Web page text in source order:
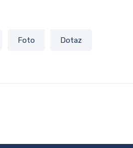
Foto Dotaz